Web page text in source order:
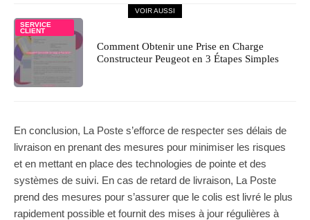
VOIR AUSSI
SERVICE
CLIENT
Comment Obtenir une Prise en Charge
Constructeur Peugeot en 3 Étapes Simples
En conclusion, La Poste s’efforce de respecter ses délais de
livraison en prenant des mesures pour minimiser les risques
et en mettant en place des technologies de pointe et des
systèmes de suivi. En cas de retard de livraison, La Poste
prend des mesures pour s’assurer que le colis est livré le plus
rapidement possible et fournit des mises à jour régulières à